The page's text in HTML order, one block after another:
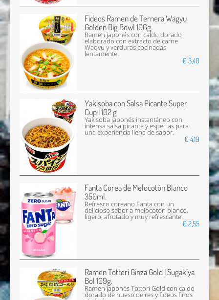
Fideos Ramen de Ternera Wagyu
Golden Big Bowl 106g.
Ramen japonés con caldo dorado
elaborado con extracto de carne
Wagyu y verduras cocinadas
lentamente.
€ 3,40
Yakisoba con Salsa Picante Super
Cup | 102 g
Yakisoba japonés instantáneo con
intensa salsa picante y especias para
una experiencia llena de sabor.
€ 4,19
Fanta Corea de Melocotón Blanco
350ml.
Refresco coreano Fanta con un
delicioso sabor a melocotón blanco,
ligero, afrutado y muy refrescante.
€ 2,55
Ramen Tottori Ginza Gold | Sugakiya
Bol 109g.
Ramen japonés Tottori Gold con caldo
dorado de hueso de res y fideos finos